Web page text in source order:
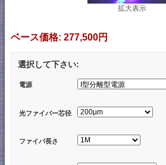
拡大表示
ベース価格: 277,500円
選択して下さい:
電源
光ファイバー芯径
ファイバ長さ